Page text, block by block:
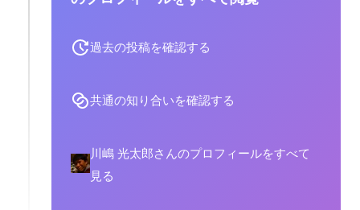
過去の投稿を確認する
共通の知り合いを確認する
川嶋 光太郎さんのプロフィールをすべて
見る